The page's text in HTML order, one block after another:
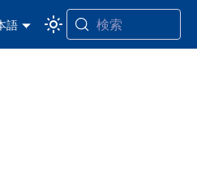
語 検索